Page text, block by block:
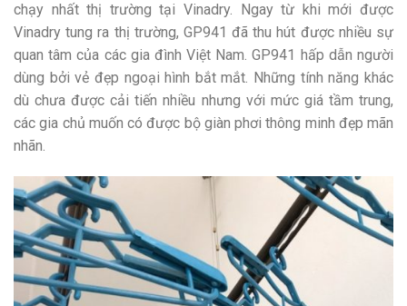
chạy nhất thị trường tại Vinadry. Ngay từ khi mới được
Vinadry tung ra thị trường, GP941 đã thu hút được nhiều sự
quan tâm của các gia đình Việt Nam. GP941 hấp dẫn người
dùng bởi vẻ đẹp ngoại hình bắt mắt. Những tính năng khác
dù chưa được cải tiến nhiều nhưng với mức giá tầm trung,
các gia chủ muốn có được bộ giàn phơi thông minh đẹp mãn
nhãn.